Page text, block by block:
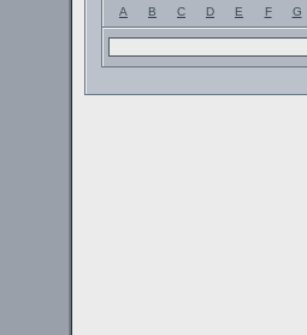
A B C D E F G